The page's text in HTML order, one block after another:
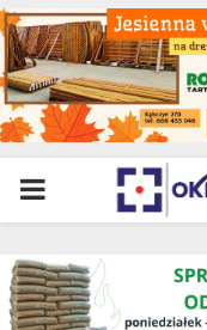
PRIMARY
MENU